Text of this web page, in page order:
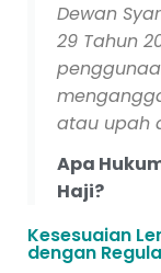
Dewan
29 Tahun
atau upah
Apa
Haji?
Kesesuaian
dengan